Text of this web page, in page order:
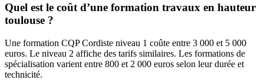
Quel est le coût d’une formation travaux en hauteur
toulouse ?
Une formation CQP Cordiste niveau 1 coûte entre 3 000 et 5 000
euros. Le niveau 2 affiche des tarifs similaires. Les formations de
spécialisation varient entre 800 et 2 000 euros selon leur durée et
technicité.